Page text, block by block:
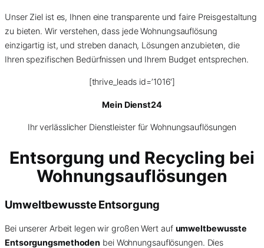
Unser Ziel ist es, Ihnen eine transparente und faire Preisgestaltung
zu bieten. Wir verstehen, dass jede Wohnungsauflösung
einzigartig ist, und streben danach, Lösungen anzubieten, die
Ihren spezifischen Bedürfnissen und Ihrem Budget entsprechen.
[thrive_leads id=’1016′]
Mein Dienst24
Ihr verlässlicher Dienstleister für Wohnungsauflösungen
Entsorgung und Recycling bei
Wohnungsauflösungen
Umweltbewusste Entsorgung
Bei unserer Arbeit legen wir großen Wert auf umweltbewusste
Entsorgungsmethoden bei Wohnungsauflösungen. Dies